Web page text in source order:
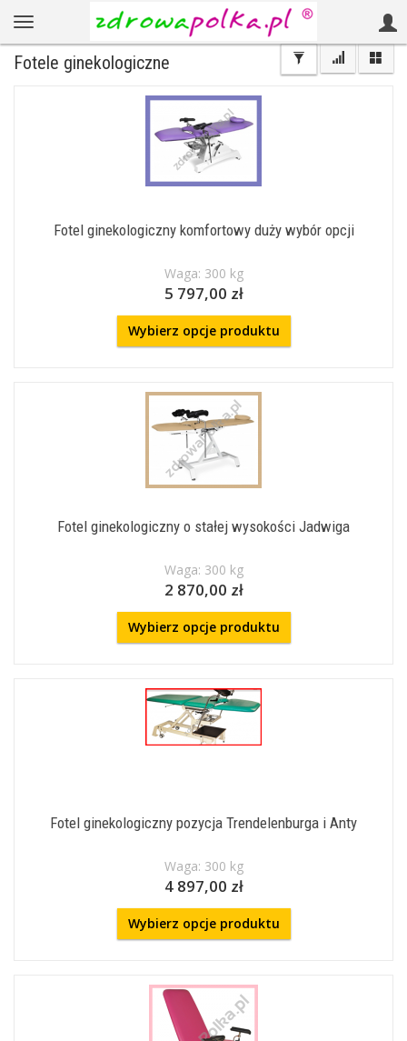
Fotele ginekologiczne
Fotel ginekologiczny komfortowy duży wybór opcji
Waga: 300 kg
5 797,00 zł
Wybierz opcje produktu
Fotel ginekologiczny o stałej wysokości Jadwiga
Waga: 300 kg
2 870,00 zł
Wybierz opcje produktu
Fotel ginekologiczny pozycja Trendelenburga i Anty
Waga: 300 kg
4 897,00 zł
Wybierz opcje produktu